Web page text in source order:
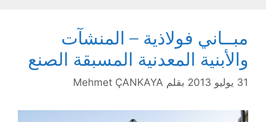
مبــاني فولاذية – المنشآت
والأبنية المعدنية المسبقة الصنع
31 يوليو 2013 بقلم Mehmet ÇANKAYA